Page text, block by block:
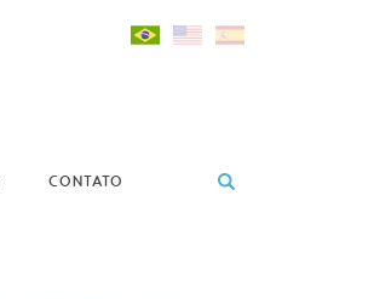
CONTATO